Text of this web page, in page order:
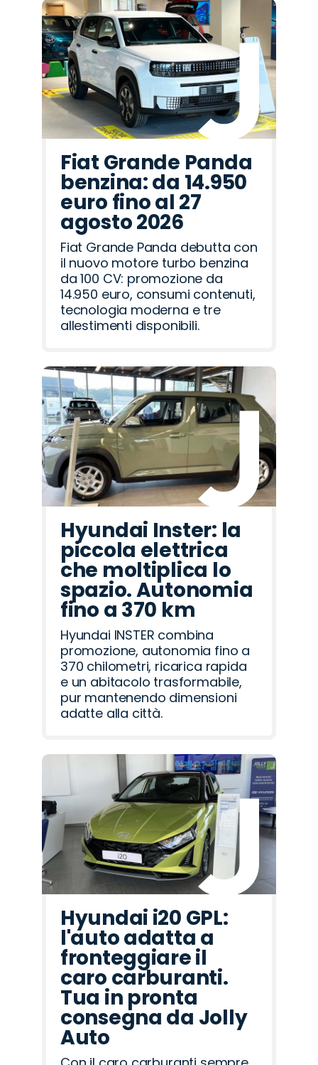
Fiat Grande Panda
benzina: da 14.950
euro fino al 27
agosto 2026
Fiat Grande Panda debutta con
il nuovo motore turbo benzina
da 100 CV: promozione da
14.950 euro, consumi contenuti,
tecnologia moderna e tre
allestimenti disponibili.
Hyundai Inster: la
piccola elettrica
che moltiplica lo
spazio. Autonomia
fino a 370 km
Hyundai INSTER combina
promozione, autonomia fino a
370 chilometri, ricarica rapida
e un abitacolo trasformabile,
pur mantenendo dimensioni
adatte alla città.
Hyundai i20 GPL:
l'auto adatta a
fronteggiare il
caro carburanti.
Tua in pronta
consegna da Jolly
Auto